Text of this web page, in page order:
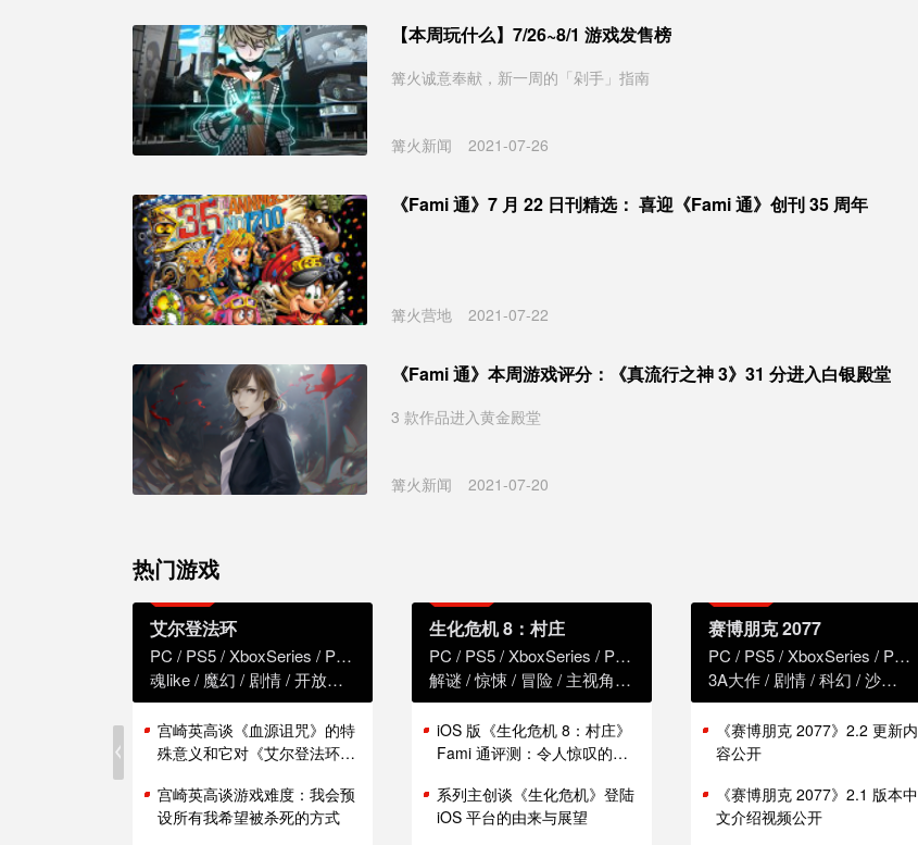
【本周玩什么】7/26~8/1 游戏发售榜
篝火诚意奉献，新一周的「剁手」指南
篝火新闻 2021-07-26
《Fami 通》7 月 22 日刊精选： 喜迎《Fami 通》创刊 35 周年
篝火营地 2021-07-22
《Fami 通》本周游戏评分：《真流行之神 3》31 分进入白银殿堂
3 款作品进入黄金殿堂
篝火新闻 2021-07-20
热门游戏
艾尔登法环
PC PS5 XboxSeries PS4
XboxOne
魂like
魔幻 剧情 开放世界
宫崎英高谈《血源诅咒》的特
殊意义和它对《艾尔登法环》
宫崎英高谈游戏难度：我会预
设所有我希望被杀死的方式
生化危机 8：村庄
PC PS5 XboxSeries PS4
XboxOne
解谜 惊悚 冒险 主视角 恐怖
iOS 版《生化危机 8：村庄》
Fami 通评测：令人惊叹的性
系列主创谈《生化危机》登陆
iOS 平台的由来与展望
赛博朋克 2077
PC PS5 XboxSeries PS4
3A大作
剧情 科幻 沙盒
《赛博朋克 2077》2.2 更新内
容公开
《赛博朋克 2077》2.1 版本中
文介绍视频公开